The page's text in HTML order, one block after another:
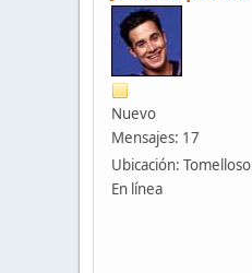
Nuevo
Mensajes: 17
Ubicación: Tomelloso
En línea